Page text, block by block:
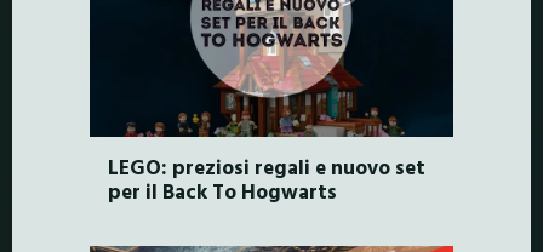
LEGO: preziosi regali e nuovo set
per il Back To Hogwarts